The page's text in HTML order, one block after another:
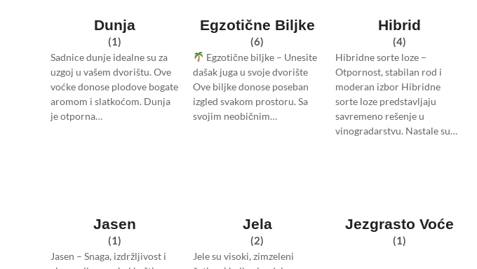
Dunja
(1)
Sadnice dunje idealne su za
uzgoj u vašem dvorištu. Ove
voćke donose plodove bogate
aromom i slatkoćom. Dunja
je otporna…
Egzotične Biljke
(6)
Egzotične biljke – Unesite
dašak juga u svoje dvorište
Ove biljke donose poseban
izgled svakom prostoru. Sa
svojim neobičnim…
Hibrid
(4)
Hibridne sorte loze –
Otpornost, stabilan rod i
moderan izbor Hibridne
sorte loze predstavljaju
savremeno rešenje u
vinogradarstvu. Nastale su…
Jasen
(1)
Jasen – Snaga, izdržljivost i
Jela
(2)
Jele su visoki, zimzeleni
Jezgrasto Voće
(1)